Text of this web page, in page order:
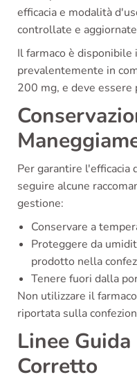
efficacia e modalità
controllate e
Il farmaco è
prevalentemente in
200 mg, e deve essere
Per garantire l'efficacia
seguire alcune
gestione:
Conservare a
Proteggere da
prodotto nella
Tenere fuori dalla
Non utilizzare il
riportata sulla
Linee
Corretto